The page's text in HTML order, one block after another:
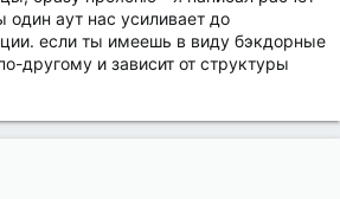
один аут нас усиливает до
если ты имеешь в виду бэкдорные
другому и зависит от структуры